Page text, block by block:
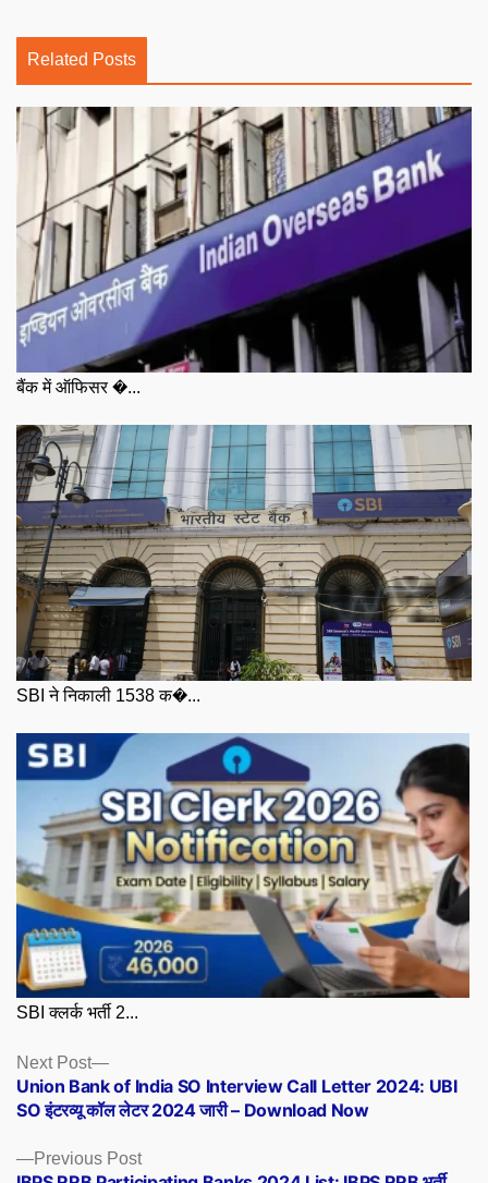
Related Posts
बैंक में ऑफिसर �...
SBI ने निकाली 1538 क�...
SBI क्लर्क भर्ती 2...
Posts
navigation
Previous PostPrevious
post:
Next Post
Next
post:
Union Bank of India SO Interview Call Letter 2024: UBI
SO इंटरव्यू कॉल लेटर 2024 जारी – Download Now